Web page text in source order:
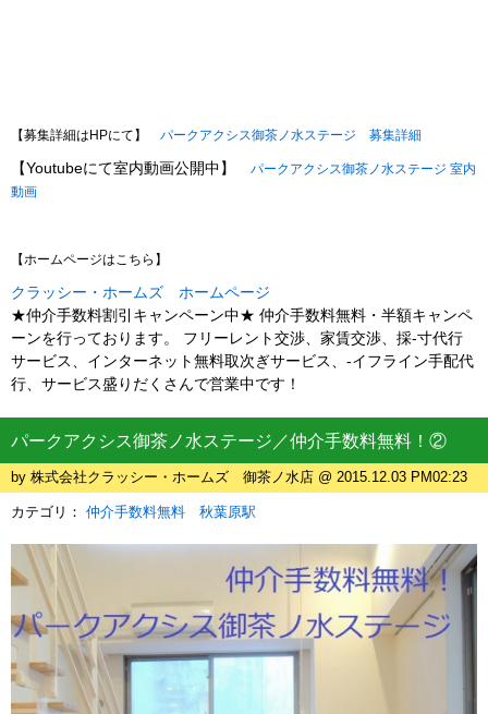
【募集詳細はHPにて】 パークアクシス御茶ノ水ステージ 募集詳細
【Youtubeにて室内動画公開中】 パークアクシス御茶ノ水ステージ 室内
動画
【ホームページはこちら】
クラッシー・ホームズ ホームページ
★仲介手数料割引キャンペーン中★ 仲介手数料無料・半額キャンペ
ーンを行っております。 フリーレント交渉、家賃交渉、採-寸代行
サービス、インターネット無料取次ぎサービス、-イフライン手配代
行、サービス盛りだくさんで営業中です！
パークアクシス御茶ノ水ステージ／仲介手数料無料！②
by 株式会社クラッシー・ホームズ 御茶ノ水店 @ 2015.12.03 PM02:23
カテゴリ： 仲介手数料無料 秋葉原駅